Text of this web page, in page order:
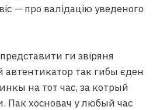
— про валідацію уведеного
ги звіряня
автентикатор так гибы єден
на тот час, за котрый
Пак хосновач у любый час